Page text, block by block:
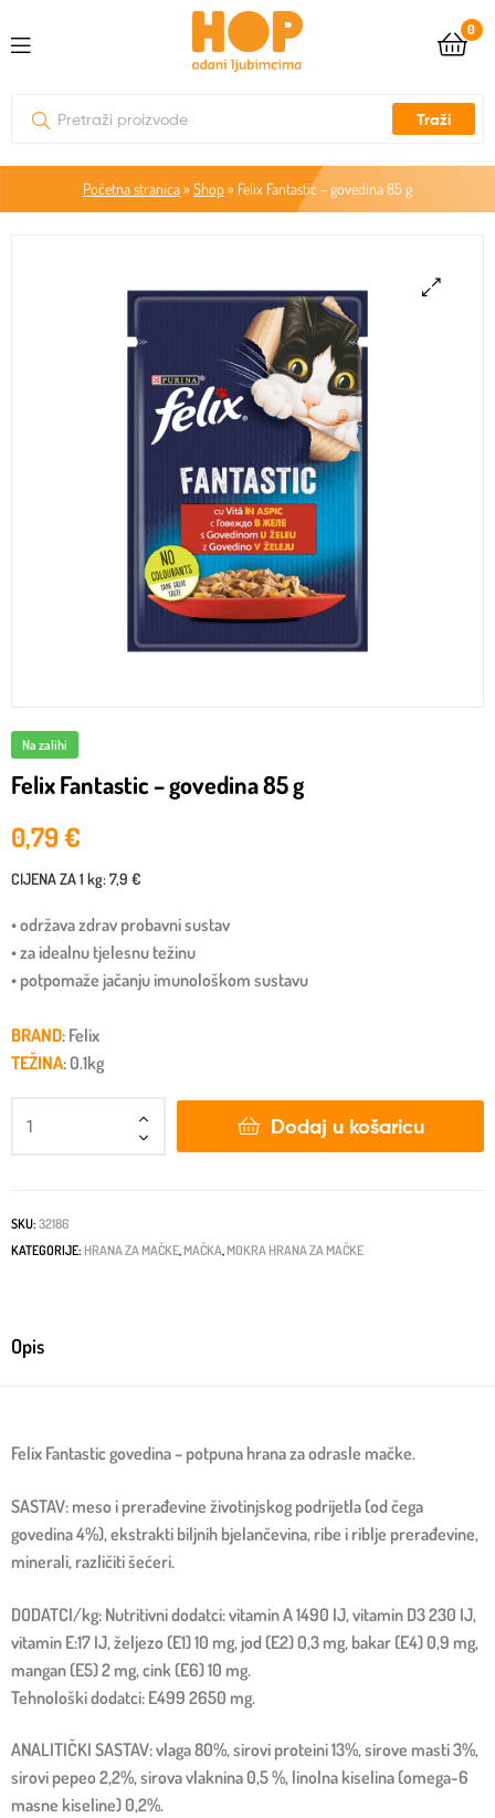
0
Traži
Početna stranica» Shop» Felix Fantastic – govedina 85 g
Na zalihi
Felix Fantastic – govedina 85 g
0,79€
CIJENA ZA1 kg:7,9 €
• održava zdrav probavni sustav
• za idealnu tjelesnu težinu
• potpomaže jačanju imunološkom sustavu
BRAND: Felix
TEŽINA: 0.1kg
Dodaj u košaricu
SKU: 32186
KATEGORIJE: HRANA ZA MAČKE, MAČKA, MOKRA HRANA ZA MAČKE
Opis
Felix Fantastic govedina – potpuna hrana za odrasle mačke.
SASTAV: meso i prerađevine životinjskog podrijetla (od čega
govedina 4%), ekstrakti biljnih bjelančevina, ribe i riblje prerađevine,
minerali, različiti šećeri.
DODATCI/kg: Nutritivni dodatci: vitamin A 1490 IJ, vitamin D3 230 IJ,
vitamin E:17 IJ, željezo (E1) 10 mg, jod (E2) 0,3 mg, bakar (E4) 0,9 mg,
mangan (E5) 2 mg, cink (E6) 10 mg.
Tehnološki dodatci: E499 2650 mg.
ANALITIČKI SASTAV: vlaga 80%, sirovi proteini 13%, sirove masti 3%,
sirovi pepeo 2,2%, sirova vlaknina 0,5 %, linolna kiselina (omega-6
masne kiseline) 0,2%.